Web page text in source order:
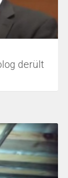
derült